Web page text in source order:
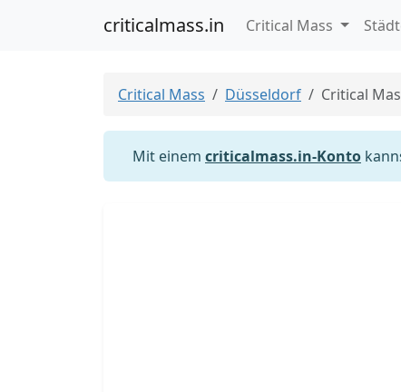
criticalmass.in Critical Mass
Critical Mass Düsseldorf Critical
Mit einem criticalmass.in-Konto